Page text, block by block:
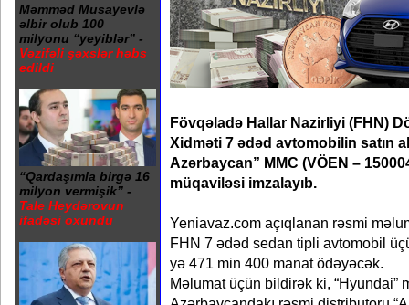
Məmməd Musayevlə
əlbir olub 100
milyonu “yeyiblər” -
Vəzifəli şəxslər həbs
edildi
“Qardaşımla birgə 16
milyon vermişik” -
Tale Heydərovun
ifadəsi oxundu
Fövqəladə Hallar Nazirliyi (FHN)
Xidməti 7 ədəd avtomobilin satın
Azərbaycan” MMC (VÖEN –
müqaviləsi imzalayıb.
Yeniavaz.com açıqlanan rəsmi
FHN 7 ədəd sedan tipli avtomobil
yə 471 min 400 manat ödəyəcək.
Məlumat üçün bildirək ki, “Hyundai”